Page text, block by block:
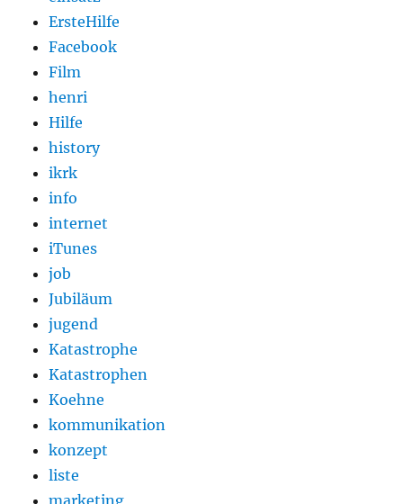
ErsteHilfe
Facebook
Film
henri
Hilfe
history
ikrk
info
internet
iTunes
job
Jubiläum
jugend
Katastrophe
Katastrophen
Koehne
kommunikation
konzept
liste